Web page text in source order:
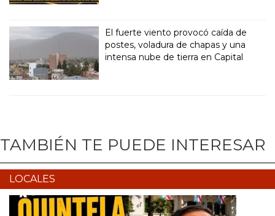
El fuerte viento provocó caída de
postes, voladura de chapas y una
intensa nube de tierra en Capital
TAMBIÉN TE PUEDE INTERESAR
LOCALES